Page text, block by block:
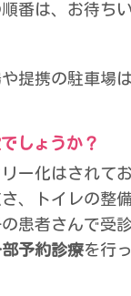
番は、お待ち
提携の駐車場
しょうか？
ー化はされてお
さ、トイレの整
患者さんで受
予約診療を行